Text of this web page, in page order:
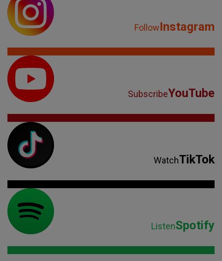
FollowInstagram
SubscribeYouTube
WatchTikTok
ListenSpotify